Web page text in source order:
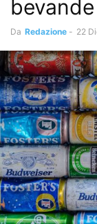
bevande
Da Redazione - 22